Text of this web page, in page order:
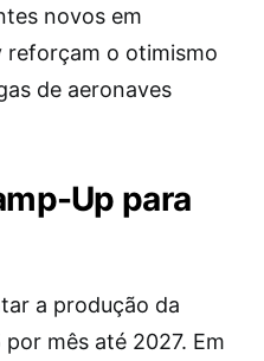
novos em
o otimismo
de aeronaves
Up para
a produção da
mês até 2027. Em